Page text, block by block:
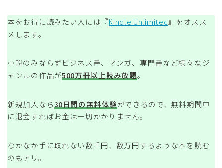
本をお得に読みたい人には『Kindle Unlimited』をオスス
メします。
小説のみならずビジネス書、マンガ、専門書など様々なジ
ャンルの作品が500万冊以上読み放題。
新規加入なら30日間の無料体験ができるので、無料期間中
に退会すればお金は一切かかりません。
なかなか手に取れない数千円、数万円するような本を読む
のもアリ。